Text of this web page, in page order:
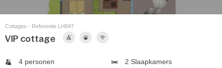
Cottages - Referentie LH847
VIP cottage
4 personen
2 Slaapkamers